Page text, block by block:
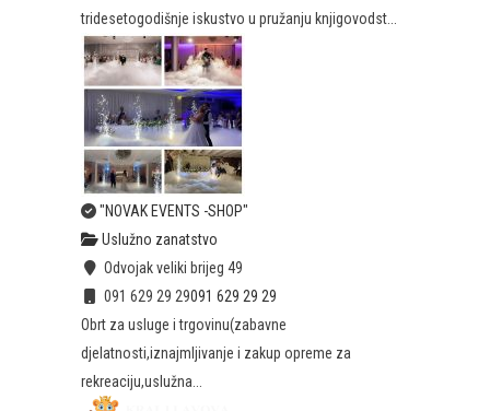
tridesetogodišnje iskustvo u pružanju knjigovodst...
"NOVAK EVENTS -SHOP"
Uslužno zanatstvo
Odvojak veliki brijeg 49
091 629 29 29091 629 29 29
Obrt za usluge i trgovinu(zabavne
djelatnosti,iznajmljivanje i zakup opreme za
rekreaciju,uslužna...